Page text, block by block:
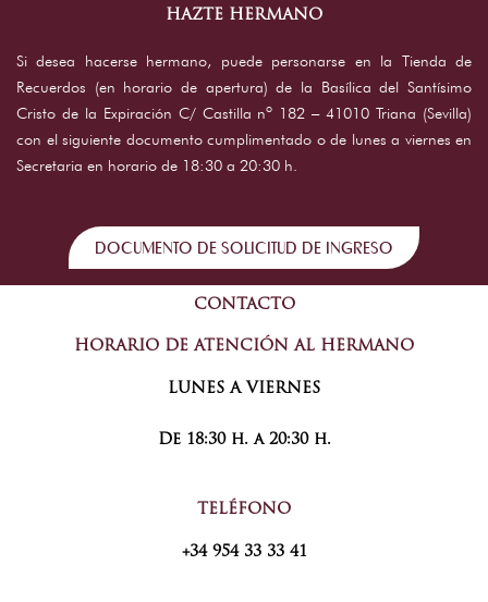
HAZTE HERMANO
Si desea hacerse hermano, puede personarse en la Tienda de
Recuerdos (en horario de apertura) de la Basílica del Santísimo
Cristo de la Expiración C/ Castilla nº 182 – 41010 Triana (Sevilla)
con el siguiente documento cumplimentado o de lunes a viernes en
Secretaria en horario de 18:30 a 20:30 h.
DOCUMENTO DE SOLICITUD DE INGRESO
CONTACTO
HORARIO DE ATENCIÓN AL HERMANO
LUNES A VIERNES
De 18:30 h. a 20:30 h.
TELÉFONO
+34 954 33 33 41